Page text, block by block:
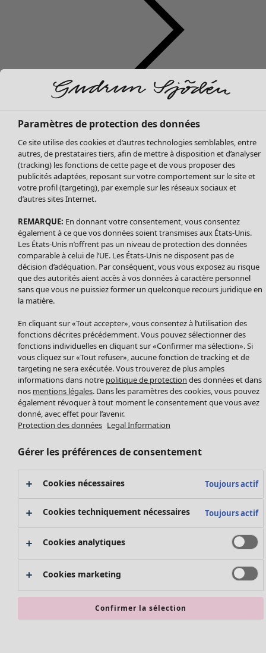
Tous les vêtements
Tuniques
Blouses
Tops
Gilets
Jupes
Manteaux & vestes
Leggings et collants
Accessoires
Chaussures
Vêtements de bain
Basics
Soldes Mobilier
Bonnes affaires déco
Décoration
Textiles
Tapis
Éponge
Promos SOLDES
Nouvel arrivage
Paramètres de protection des données
Ce site utilise des cookies et d’autres technologies semblables, entre
autres, de prestataires tiers, afin de mettre à disposition et d’analyser
(tracking) les fonctions de cette page et de vous proposer des
publicités adaptées, reposant sur votre comportement sur le site et
votre profil (targeting), par exemple sur les réseaux sociaux et
d’autres sites Internet.
REMARQUE: En donnant votre consentement, vous consentez
également à ce que vos données soient transmises aux États-Unis.
Les États-Unis n’offrent pas un niveau de protection des données
comparable à celui de l’UE. Les États-Unis ne disposent pas de
décision d’adéquation. Par conséquent, vous vous exposez au risque
que des autorités aient accès à vos données à caractère personnel
sans que vous ne puissiez former un quelconque recours juridique en
la matière.
En cliquant sur «Tout accepter», vous consentez à l’utilisation des
fonctions décrites précédemment. Vous pouvez sélectionner des
fonctions individuelles en cliquant sur «Confirmer ma sélection». Si
vous cliquez sur «Tout refuser», aucune fonction de tracking et de
targeting ne sera exécutée. Vous trouverez de plus amples
informations dans notre politique de protection des données et dans
nos mentions légales. Dans les paramètres des cookies, vous pouvez
également révoquer à tout moment le consentement que vous avez
donné, avec effet pour l’avenir.
Protection des données Legal Information
Gérer les préférences de consentement
Cookies nécessaires Toujours actif
Cookies techniquement nécessaires Toujours actif
Cookies analytiques
Cookies marketing
Confirmer la sélection